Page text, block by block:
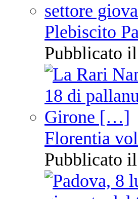
Plebiscito
Pubblicato
Florentia
Pubblicato